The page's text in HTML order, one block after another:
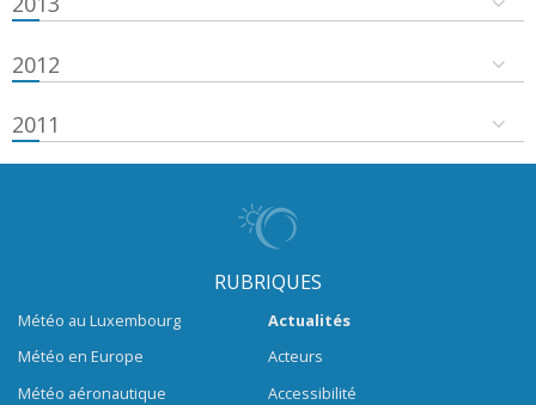
2012
2011
RUBRIQUES
Météo au Luxembourg
Météo en Europe
Météo aéronautique
Actualités
Acteurs
Accessibilité